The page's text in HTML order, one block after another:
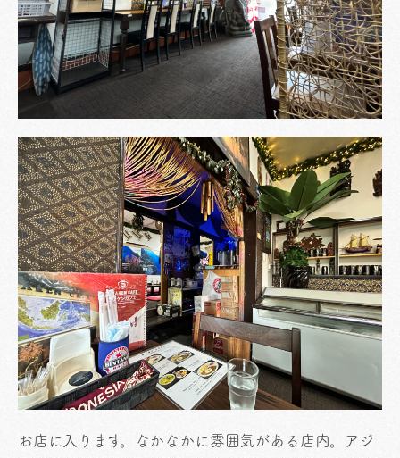
お店に入ります。なかなかに雰囲気がある店内。アジ